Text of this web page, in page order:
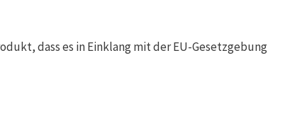
dass es in Einklang mit der EU-Gesetzgebung